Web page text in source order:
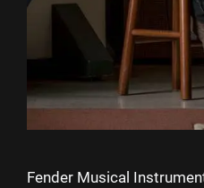
Fender Musical